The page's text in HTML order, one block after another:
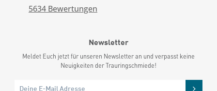
5634 Bewertungen
Newsletter
Meldet Euch jetzt für unseren Newsletter an und verpasst keine
Neuigkeiten der Trauringschmiede!